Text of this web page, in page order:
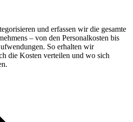
und erfassen wir die gesamte
– von den Personalkosten bis
So erhalten wir
die Kosten verteilen und wo sich